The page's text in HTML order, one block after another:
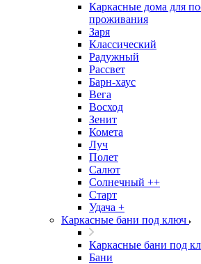
Каркасные дома для
проживания
Заря
Классический
Радужный
Рассвет
Барн-хаус
Вега
Восход
Зенит
Комета
Луч
Полет
Салют
Солнечный ++
Старт
Удача +
Каркасные бани под ключ
Каркасные бани под
Бани